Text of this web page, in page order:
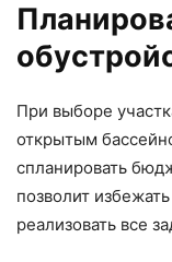
При выборе
открытым
спланировать
позволит
реализовать все